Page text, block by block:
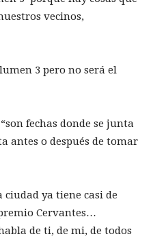
vecinos,
3 pero no será el
fechas donde se junta
antes o después de tomar
ya tiene casi de
Cervantes…
de ti, de mi, de todos